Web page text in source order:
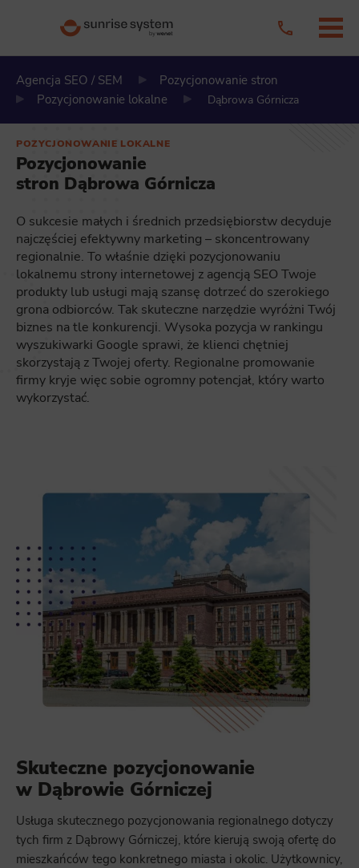
Agencja SEO / SEM
Pozycjonowanie stron
Pozycjonowanie lokalne
Dąbrowa Górnicza
POZYCJONOWANIE LOKALNE
Pozycjonowanie
stron Dąbrowa Górnicza
O sukcesie małych i średnich przedsiębiorstw decyduje
najczęściej efektywny marketing – skoncentrowany
regionalnie. To właśnie dzięki pozycjonowaniu
lokalnemu strony internetowej z agencją SEO Twoje
produkty lub usługi mają szansę dotrzeć do szerokiego
grona odbiorców. Tak skuteczne narzędzie wyróżni Twój
biznes na tle konkurencji. Wysoka pozycja w rankingu
wyszukiwarki Google sprawi, że klienci chętniej
skorzystają z Twojej oferty. Regionalne promowanie
firmy kryje więc sobie ogromny potencjał, który warto
wykorzystać.
Skuteczne pozycjonowanie
w Dąbrowie Górniczej
Usługa skutecznego pozycjonowania regionalnego dotyczy
tych firm z Dąbrowy Górniczej, które kierują swoją ofertę do
mieszkańców tego konkretnego miasta i okolic. Użytkownicy,